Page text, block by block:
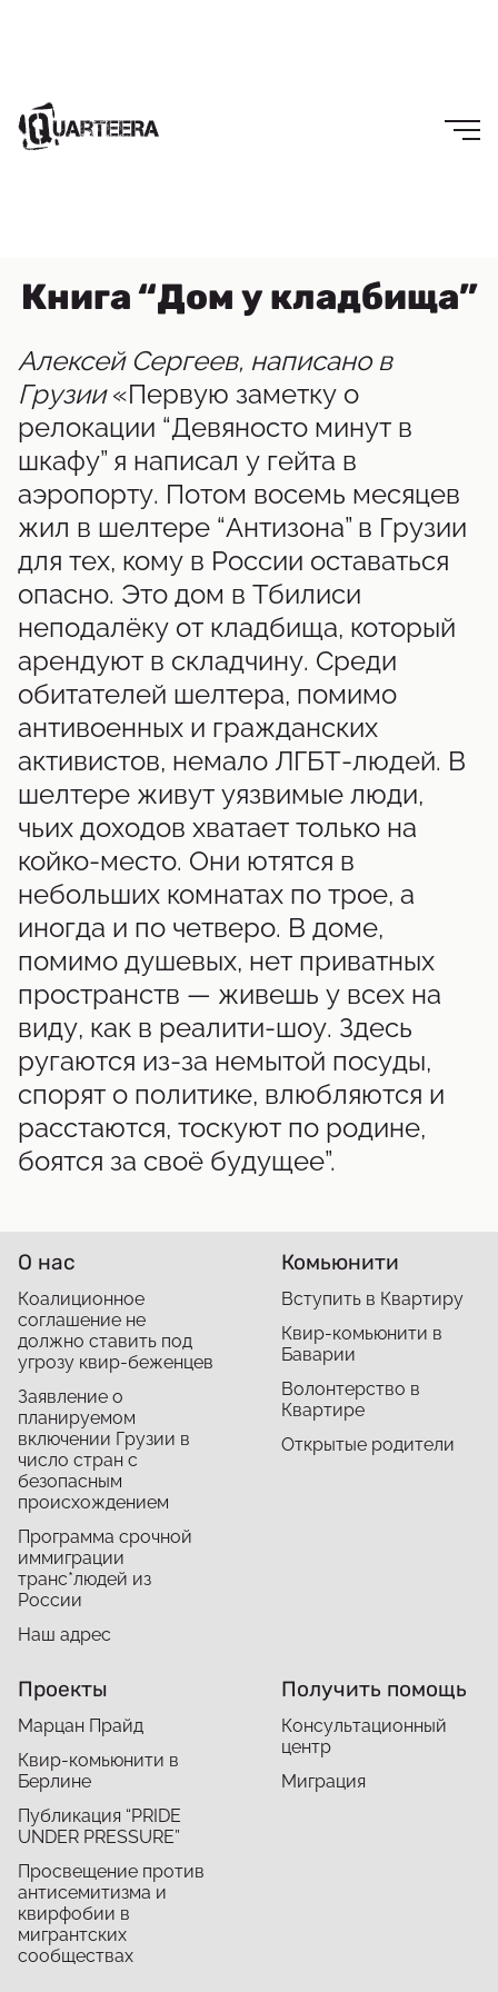
Книга “Дом у кладбища”
Алексей Сергеев, написано в
Грузии«Первую заметку о
релокации “Девяносто минут в
шкафу” я написал у гейта в
аэропорту. Потом восемь месяцев
жил в шелтере “Антизона” в Грузии
для тех, кому в России оставаться
опасно. Это дом в Тбилиси
неподалёку от кладбища, который
арендуют в складчину. Среди
обитателей шелтера, помимо
антивоенных и гражданских
активистов, немало ЛГБТ-людей. В
шелтере живут уязвимые люди,
чьих доходов хватает только на
койко-место. Они ютятся в
небольших комнатах по трое, а
иногда и по четверо. В доме,
помимо душевых, нет приватных
пространств — живешь у всех на
виду, как в реалити-шоу. Здесь
ругаются из-за немытой посуды,
спорят о политике, влюбляются и
расстаются, тоскуют по родине,
боятся за своё будущее”.
О нас
Коалиционное
соглашение не
должно ставить под
угрозу квир-беженцев
Заявление о
планируемом
включении Грузии в
число стран с
безопасным
происхождением
Программа срочной
иммиграции
транс*людей из
России
Наш адрес
Комьюнити
Вступить в Квартиру
Квир-комьюнити в
Баварии
Волонтерство в
Квартире
Открытые родители
Проекты
Марцан Прайд
Квир-комьюнити в
Берлине
Публикация “PRIDE
UNDER PRESSURE”
Просвещение против
антисемитизма и
квирфобии в
мигрантских
сообществах
Получить помощь
Консультационный
центр
Миграция